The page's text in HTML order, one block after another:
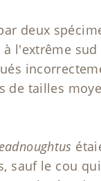
deux
l'extrême
de tailles
sauf le cou